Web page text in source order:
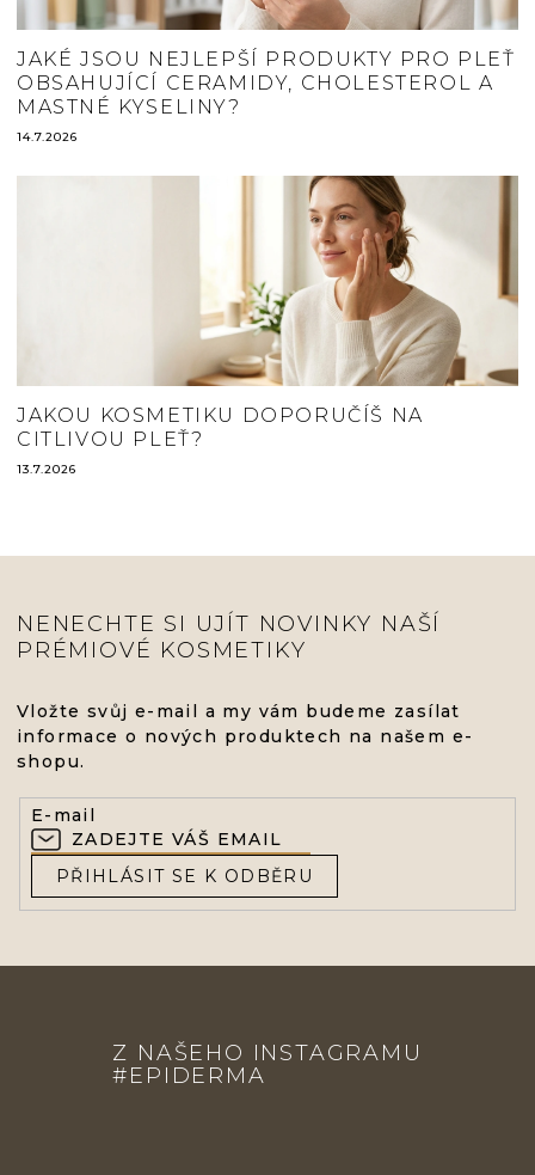
JAKÉ JSOU NEJLEPŠÍ PRODUKTY PRO PLEŤ
OBSAHUJÍCÍ CERAMIDY, CHOLESTEROL A
MASTNÉ KYSELINY?
14.7.2026
JAKOU KOSMETIKU DOPORUČÍŠ NA
CITLIVOU PLEŤ?
13.7.2026
NENECHTE SI UJÍT NOVINKY NAŠÍ
PRÉMIOVÉ KOSMETIKY
Vložte svůj e-mail a my vám budeme zasílat
informace o nových produktech na našem e-
shopu.
E-mail
PŘIHLÁSIT SE K ODBĚRU
Z NAŠEHO INSTAGRAMU
#EPIDERMA